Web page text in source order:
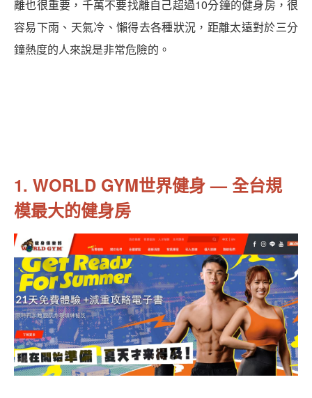
離也很重要，千萬不要找離自己超過10分鐘的健身房，很
容易下雨、天氣冷、懶得去各種狀況，距離太遠對於三分
鐘熱度的人來說是非常危險的。
1. WORLD GYM世界健身 — 全台規
模最大的健身房